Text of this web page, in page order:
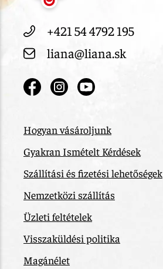
+421 54 4792 195
liana@liana.sk
Hogyan vásároljunk
Gyakran Ismételt Kérdések
Szállítási és fizetési lehetőségek
Nemzetközi szállítás
Üzleti feltételek
Visszaküldési politika
Magánélet